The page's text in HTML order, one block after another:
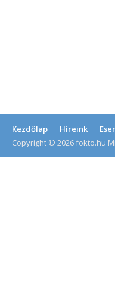
Kezdőlap Híreink
Copyright © 2026 fokto.hu